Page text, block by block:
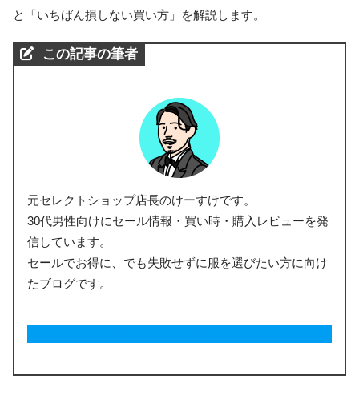
と「いちばん損しない買い方」を解説します。
この記事の筆者
元セレクトショップ店長のけーすけです。
30代男性向けにセール情報・買い時・購入レビューを発
信しています。
セールでお得に、でも失敗せずに服を選びたい方に向け
たブログです。